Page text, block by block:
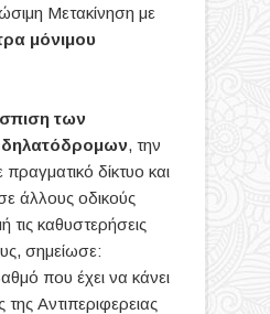
Μετακίνηση με
μόνιμου
των
, την
δίκτυο και
άλλους οδικούς
καθυστερήσεις
σημείωσε:
που έχει να κάνει
της Αντιπεριφερειας